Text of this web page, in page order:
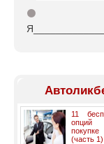
⚫
11
(часть 1)